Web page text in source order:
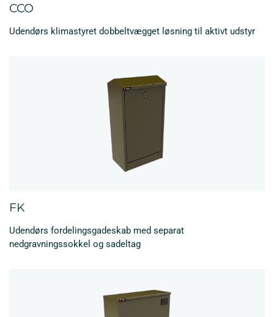
CCO
Udendørs klimastyret dobbeltvægget løsning til aktivt udstyr
FK
Udendørs fordelingsgadeskab med separat
nedgravningssokkel og sadeltag